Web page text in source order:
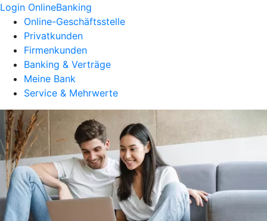
Login OnlineBanking
Online-Geschäftsstelle
Privatkunden
Firmenkunden
Banking & Verträge
Meine Bank
Service & Mehrwerte